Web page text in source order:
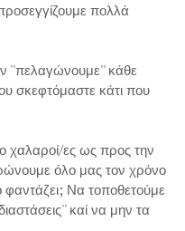
πολλά
''πελαγώνουμε'' κάθε
σκεφτόμαστε κάτι που
χαλαροί/ες ως προς την
όλο μας τον χρόνο
φαντάζει; Να τοποθετούμε
καί να μην τα